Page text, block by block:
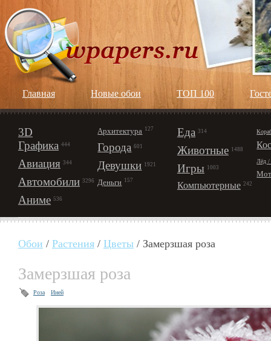
Главная Новые обои ТОП 100
3D
Графика 444
Авиация 344
Автомобили 3296
Аниме 536
Архитектура 127
Города 601
Девушки 1921
Деньги 157
Еда 314
Животные 1488
Игры 1003
Компьютерные 242
Лёд
Обои / Растения / Цветы / Замерзшая роза
Замерзшая роза
Роза Иней